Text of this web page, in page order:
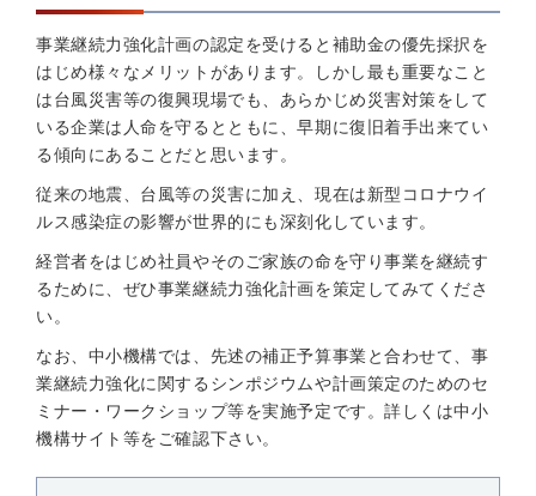
事業継続力強化計画の認定を受けると補助金の優先採択を
はじめ様々なメリットがあります。しかし最も重要なこと
は台風災害等の復興現場でも、あらかじめ災害対策をして
いる企業は人命を守るとともに、早期に復旧着手出来てい
る傾向にあることだと思います。
従来の地震、台風等の災害に加え、現在は新型コロナウイ
ルス感染症の影響が世界的にも深刻化しています。
経営者をはじめ社員やそのご家族の命を守り事業を継続す
るために、ぜひ事業継続力強化計画を策定してみてくださ
い。
なお、中小機構では、先述の補正予算事業と合わせて、事
業継続力強化に関するシンポジウムや計画策定のためのセ
ミナー・ワークショップ等を実施予定です。詳しくは中小
機構サイト等をご確認下さい。